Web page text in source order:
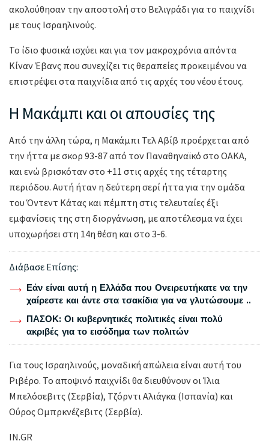
ακολούθησαν την αποστολή στο Βελιγράδι για το παιχνίδι
με τους Ισραηλινούς.
Το ίδιο φυσικά ισχύει και για τον μακροχρόνια απόντα
Κίναν Έβανς που συνεχίζει τις θεραπείες προκειμένου να
επιστρέψει στα παιχνίδια από τις αρχές του νέου έτους.
Η Μακάμπι και οι απουσίες της
Από την άλλη τώρα, η Μακάμπι Τελ Αβίβ προέρχεται από
την ήττα με σκορ 93-87 από τον Παναθηναϊκό στο ΟΑΚΑ,
και ενώ βρισκόταν στο +11 στις αρχές της τέταρτης
περιόδου. Αυτή ήταν η δεύτερη σερί ήττα για την ομάδα
του Όντεντ Κάτας και πέμπτη στις τελευταίες έξι
εμφανίσεις της στη διοργάνωση, με αποτέλεσμα να έχει
υποχωρήσει στη 14η θέση και στο 3-6.
Διάβασε Επίσης:
Εάν είναι αυτή η Ελλάδα που Ονειρευτήκατε να την
χαίρεστε και άντε στα τσακίδια για να γλυτώσουμε ..
ΠΑΣΟΚ: Οι κυβερνητικές πολιτικές είναι πολύ
ακριβές για το εισόδημα των πολιτών
Για τους Ισραηλινούς, μοναδική απώλεια είναι αυτή του
Ριβέρο. Το αποψινό παιχνίδι θα διευθύνουν οι Ίλια
Μπελόσεβιτς (Σερβία), Τζόρντι Αλιάγκα (Ισπανία) και
Ούρος Ομπρκνέζεβιτς (Σερβία).
IN.GR